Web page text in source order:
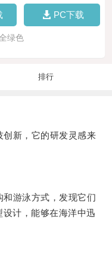
PC下载
绿色
排行
新，它的研发灵感来
游泳方式，发现它们
计，能够在海洋中迅